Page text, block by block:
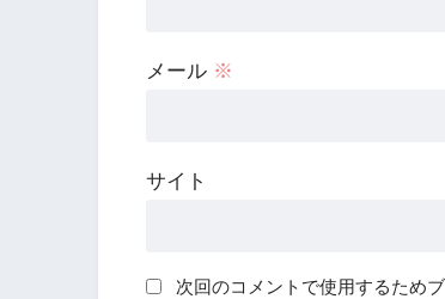
メール ※
サイト
次回のコメントで使用するため